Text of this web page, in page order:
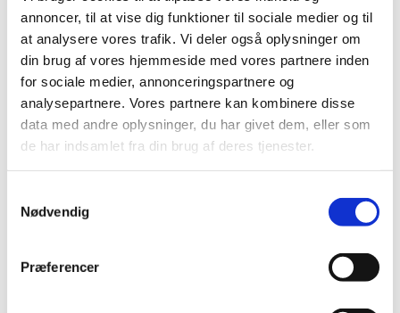
annoncer, til at vise dig funktioner til sociale medier og til
at analysere vores trafik. Vi deler også oplysninger om
din brug af vores hjemmeside med vores partnere inden
for sociale medier, annonceringspartnere og
analysepartnere. Vores partnere kan kombinere disse
data med andre oplysninger, du har givet dem, eller som
de har indsamlet fra din brug af deres tjenester.
Nødvendig
Præferencer
Kirke & Liv – uge 1 2020 web.pdf
Du vil måske også kunne